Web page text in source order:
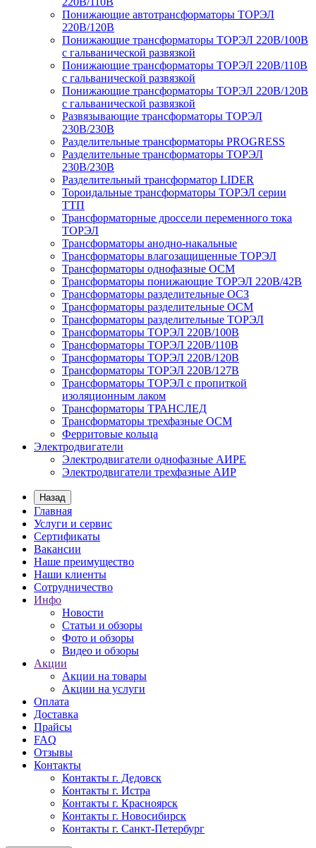
Понижающие автотрансформаторы ТОРЭЛ
220В/120В
Понижающие трансформаторы ТОРЭЛ 220В/100В
с гальванической развязкой
Понижающие трансформаторы ТОРЭЛ 220В/110В
с гальванической развязкой
Понижающие трансформаторы ТОРЭЛ 220В/120В
с гальванической развязкой
Развязывающие трансформаторы ТОРЭЛ
230В/230В
Разделительные трансформаторы PROGRESS
Разделительные трансформаторы ТОРЭЛ
230В/230В
Разделительный трансформатор LIDER
Тороидальные трансформаторы ТОРЭЛ серии
ТТП
Трансформаторные дроссели переменного тока
ТОРЭЛ
Трансформаторы анодно-накальные
Трансформаторы влагозащищенные ТОРЭЛ
Трансформаторы однофазные ОСМ
Трансформаторы понижающие ТОРЭЛ 220В/42В
Трансформаторы разделительные ОСЗ
Трансформаторы разделительные ОСМ
Трансформаторы разделительные ТОРЭЛ
Трансформаторы ТОРЭЛ 220В/100В
Трансформаторы ТОРЭЛ 220В/110В
Трансформаторы ТОРЭЛ 220В/120В
Трансформаторы ТОРЭЛ 220В/127В
Трансформаторы ТОРЭЛ с пропиткой
изоляционным лаком
Трансформаторы ТРАНСЛЕД
Трансформаторы трехфазные ОСМ
Ферритовые кольца
Электродвигатели
Электродвигатели однофазные АИРЕ
Электродвигатели трехфазные АИР
Назад
Главная
Услуги и сервис
Сертификаты
Вакансии
Наше преимущество
Наши клиенты
Сотрудничество
Инфо
Новости
Статьи и обзоры
Фото и обзоры
Видео и обзоры
Акции
Акции на товары
Акции на услуги
Оплата
Доставка
Прайсы
FAQ
Отзывы
Контакты
Контакты г. Дедовск
Контакты г. Истра
Контакты г. Красноярск
Контакты г. Новосибирск
Контакты г. Санкт-Петербург